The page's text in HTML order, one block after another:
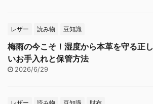
レザー 読み物 豆知識
梅雨の今こそ！湿度から本革を守る正し
いお手入れと保管方法
2026/6/29